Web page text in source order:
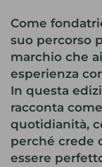
Come
suo percorso
marchio che
esperienza
In questa
racconta
quotidianità,
perché crede
essere